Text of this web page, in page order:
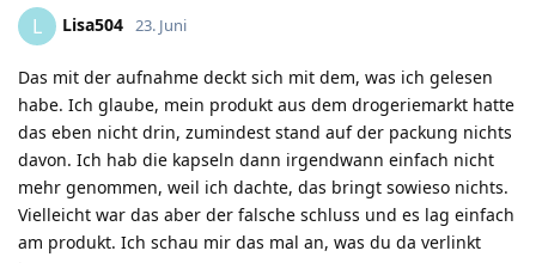
L Lisa504 23. Juni
Das mit der aufnahme deckt sich mit dem, was ich gelesen
habe. Ich glaube, mein produkt aus dem drogeriemarkt hatte
das eben nicht drin, zumindest stand auf der packung nichts
davon. Ich hab die kapseln dann irgendwann einfach nicht
mehr genommen, weil ich dachte, das bringt sowieso nichts.
Vielleicht war das aber der falsche schluss und es lag einfach
am produkt. Ich schau mir das mal an, was du da verlinkt